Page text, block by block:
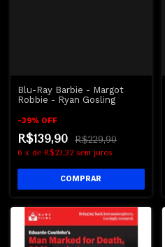
Blu-Ray Barbie - Margot
Robbie - Ryan Gosling
-39% OFF
R$139,90 R$229,90
6 x de R$23,32 sem juros